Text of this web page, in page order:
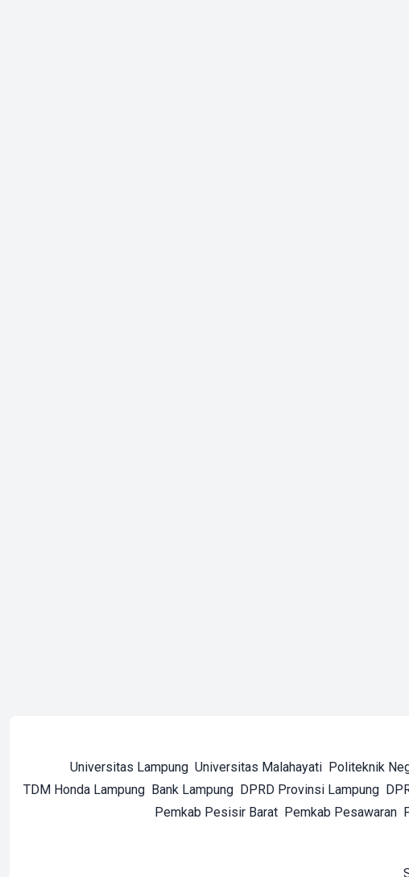
Universitas Lampung Universitas Malahayati Politeknik
TDM Honda Lampung Bank Lampung DPRD Provinsi Lampung
Pemkab Pesisir Barat Pemkab Pesawaran